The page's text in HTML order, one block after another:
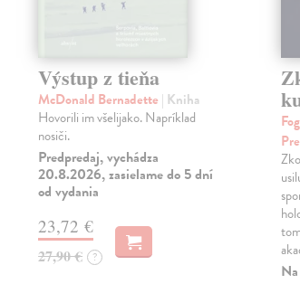
Výstup z tieňa
McDonald Bernadette | Kniha
Hovorili im všelijako. Napríklad
nosiči.
Predpredaj, vychádza
20.8.2026, zasielame do 5 dní
od vydania
23,72 €
27,90 € ?